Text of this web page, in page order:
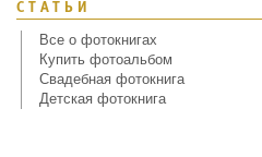
СТАТЬИ
Все о фотокнигах
Купить фотоальбом
Свадебная фотокнига
Детская фотокнига